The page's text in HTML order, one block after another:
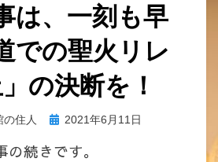
は、一刻も早
での聖火リレ
の決断を！
の住人
投
日:
2021年6月11日
続きです。